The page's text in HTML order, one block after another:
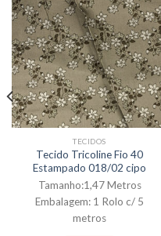
TECIDOS
Tecido Tricoline Fio 40
Estampado 018/02 cipo
Tamanho:1,47 Metros
Embalagem: 1 Rolo c/ 5
metros